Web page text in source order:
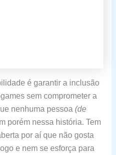
é garantir a inclusão
sem comprometer a
nenhuma pessoa (de
porém nessa história. Tem
por aí que não gosta
e nem se esforça para